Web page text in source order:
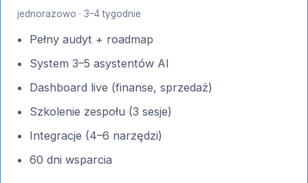
jednorazowo · 3–4 tygodnie
Pełny audyt + roadmap
System 3–5 asystentów AI
Dashboard live (finanse, sprzedaż)
Szkolenie zespołu (3 sesje)
Integracje (4–6 narzędzi)
60 dni wsparcia